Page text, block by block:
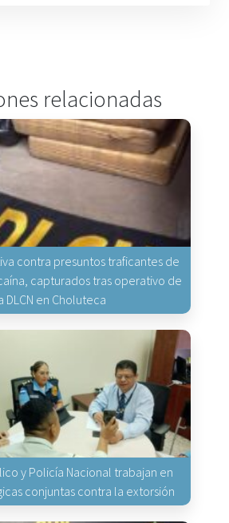
relacionadas
contra presuntos traficantes de
capturados tras operativo de
DLCN en Choluteca
y Policía Nacional trabajan en
conjuntas contra la extorsión